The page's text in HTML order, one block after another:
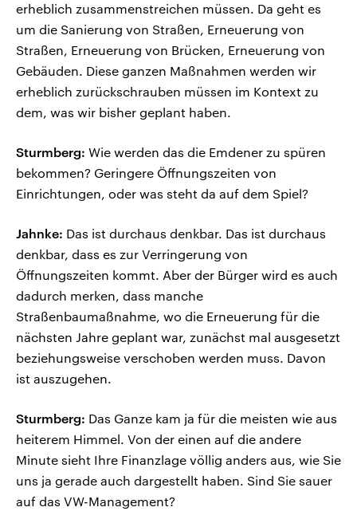
erheblich zusammenstreichen müssen. Da geht es
um die Sanierung von Straßen, Erneuerung von
Straßen, Erneuerung von Brücken, Erneuerung von
Gebäuden. Diese ganzen Maßnahmen werden wir
erheblich zurückschrauben müssen im Kontext zu
dem, was wir bisher geplant haben.
Sturmberg: Wie werden das die Emdener zu spüren
bekommen? Geringere Öffnungszeiten von
Einrichtungen, oder was steht da auf dem Spiel?
Jahnke: Das ist durchaus denkbar. Das ist durchaus
denkbar, dass es zur Verringerung von
Öffnungszeiten kommt. Aber der Bürger wird es auch
dadurch merken, dass manche
Straßenbaumaßnahme, wo die Erneuerung für die
nächsten Jahre geplant war, zunächst mal ausgesetzt
beziehungsweise verschoben werden muss. Davon
ist auszugehen.
Sturmberg: Das Ganze kam ja für die meisten wie aus
heiterem Himmel. Von der einen auf die andere
Minute sieht Ihre Finanzlage völlig anders aus, wie Sie
uns ja gerade auch dargestellt haben. Sind Sie sauer
auf das VW-Management?